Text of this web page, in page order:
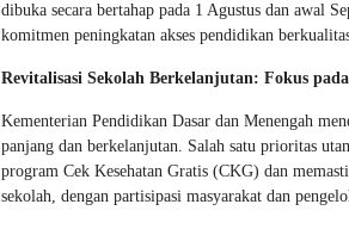
dibuka secara bertahap pada 1 Agustus dan awal
komitmen peningkatan akses pendidikan
Revitalisasi Sekolah Berkelanjutan: Fokus
Kementerian Pendidikan Dasar dan Menengah
panjang dan berkelanjutan. Salah satu prioritas
program Cek Kesehatan Gratis (CKG) dan
sekolah, dengan partisipasi masyarakat dan